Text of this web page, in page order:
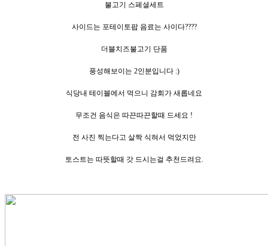
불고기 스페셜세트
사이드는 포테이토팝 음료는 사이다????
더블치즈불고기 단품
풍성해보이는 2인분입니다 :)
식당내 테이블에서 먹으니 감회가 새롭네요
무조건 음식은 따끈따끈할때 드세요 !
전 사진 찍는다고 살짝 식혀서 먹었지만
토스트는 따뜻할때 갓 드시는걸 추천드려요.